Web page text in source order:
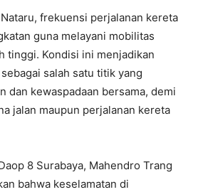
frekuensi perjalanan kereta
guna melayani mobilitas
tinggi. Kondisi ini menjadikan
salah satu titik yang
dan kewaspadaan bersama, demi
jalan maupun perjalanan kereta
8 Surabaya, Mahendro Trang
bahwa keselamatan di